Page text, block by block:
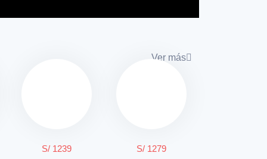
Ver más
S/ 1239 S/ 1279